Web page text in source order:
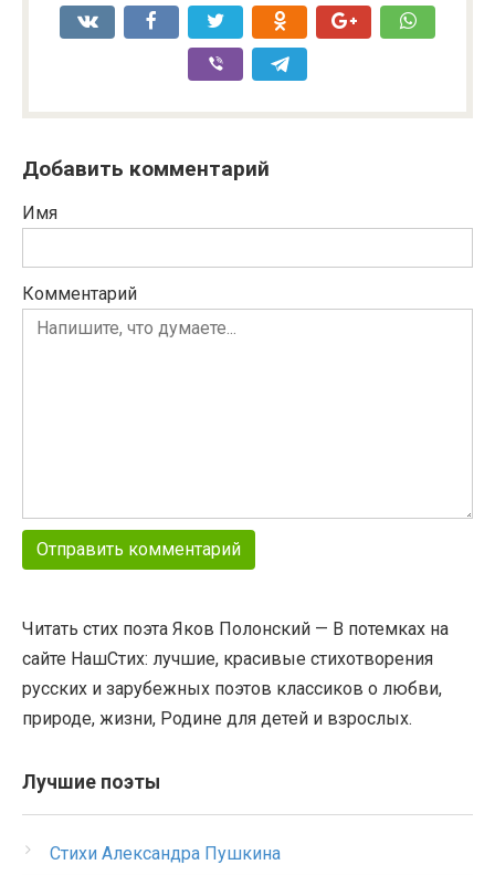
Добавить комментарий
Имя
Комментарий
Читать стих поэта Яков Полонский — В потемках на
сайте НашСтих: лучшие, красивые стихотворения
русских и зарубежных поэтов классиков о любви,
природе, жизни, Родине для детей и взрослых.
Лучшие поэты
Стихи Александра Пушкина